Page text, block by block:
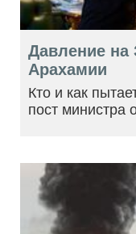
Давление на
Арахамии
Кто и как
пост министра